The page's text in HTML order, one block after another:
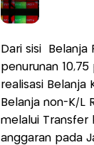
Dari sisi Belanja
penurunan
realisasi Belanja
Belanja non-K/L
melalui Transfer
anggaran pada